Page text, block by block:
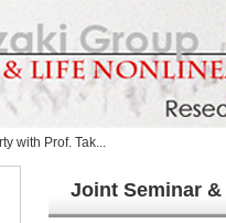
with Prof. Tak...
Joint Seminar